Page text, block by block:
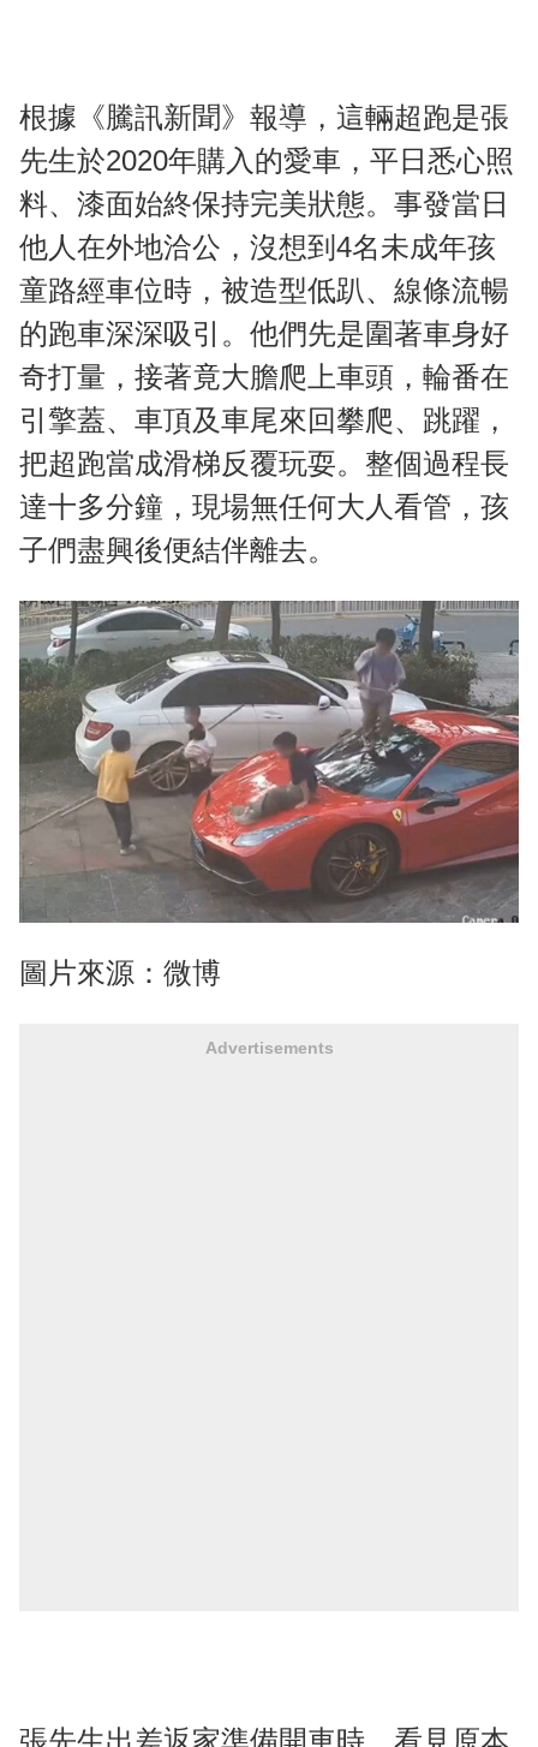
根據《騰訊新聞》報導，這輛超跑是張
先生於2020年購入的愛車，平日悉心照
料、漆面始終保持完美狀態。事發當日
他人在外地洽公，沒想到4名未成年孩
童路經車位時，被造型低趴、線條流暢
的跑車深深吸引。他們先是圍著車身好
奇打量，接著竟大膽爬上車頭，輪番在
引擎蓋、車頂及車尾來回攀爬、跳躍，
把超跑當成滑梯反覆玩耍。整個過程長
達十多分鐘，現場無任何大人看管，孩
子們盡興後便結伴離去。
圖片來源：微博
Advertisements
張先生出差返家準備開車時，看見原本